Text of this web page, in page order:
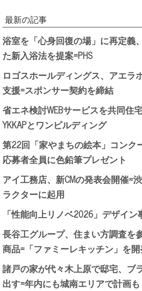
最新の記事
浴室を「心身回復の場」に再定義
た新入浴法を提案=PHS
ロゴスホールディングス、アエラ
支援=スポンサー契約を締結
省エネ検討WEBサービスを共同住
YKKAPとワンビルディング
第22回「家やまちの絵本」コンク
応募者全員に色鉛筆プレゼント
アイ工務店、新CMの発表会開催=
ラクターに起用
「性能向上リノベ2026」デザイン
長谷工グループ、住まい方調査を
商品=「ファミーレキッチン」を
諸戸の家が代々木上原で邸宅、ブ
出す=年内にも城南エリアで計画も